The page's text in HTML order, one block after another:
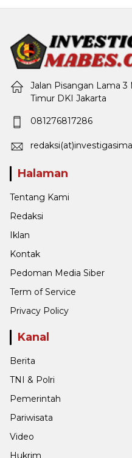
Jalan Pisangan Lama
Timur DKI Jakarta
081276817286
Halaman
Tentang Kami
Redaksi
Iklan
Kontak
Pedoman Media Siber
Term of Service
Privacy Policy
Kanal
Berita
TNI & Polri
Pemerintah
Pariwisata
Video
Hukrim